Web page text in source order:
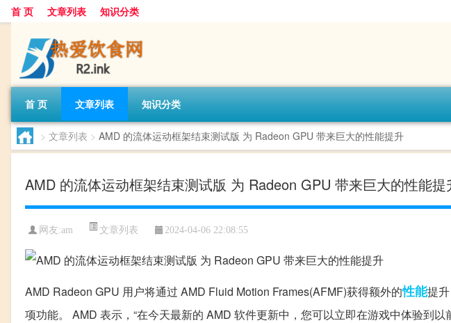
首 页 文章列表 知识分类
首 页 文章列表 知识分类
> 文章列表 > AMD 的流体运动框架结束测试版 为 Radeon GPU 带来巨大的性能提升
AMD 的流体运动框架结束测试版 为 Radeon GPU 带来巨大的性能提
网友:am 文章列表 2024-04-06 22:08:55
AMD Radeon GPU 用户将通过 AMD Fluid Motion Frames(AFMF)获得额外的性能提
项功能。 AMD 表示，“在今天最新的 AMD 软件更新中，您可以立即在游戏中体验到